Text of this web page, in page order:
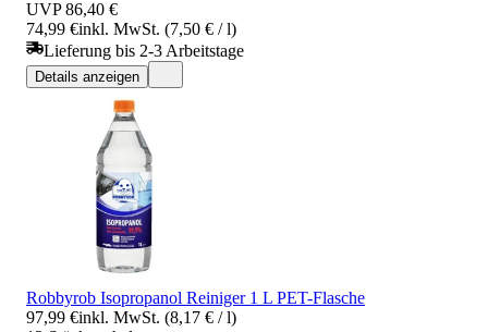
UVP 86,40 €
74,99 €inkl. MwSt. (7,50 € / l)
Lieferung bis 2-3 Arbeitstage
Details anzeigen
Robbyrob Isopropanol Reiniger 1 L PET-Flasche
97,99 €inkl. MwSt. (8,17 € / l)